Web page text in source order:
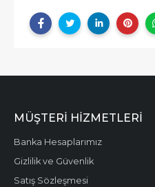
MÜŞTERI HIZMETLERI
Banka Hesaplarımız
Gizlilik ve Güvenlik
Satış Sözleşmesi